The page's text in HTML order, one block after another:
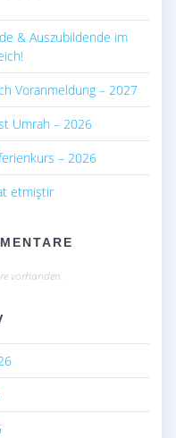
& Auszubildende im
Voranmeldung – 2027
Umrah – 2026
– 2026
etmiştir
vorhanden.